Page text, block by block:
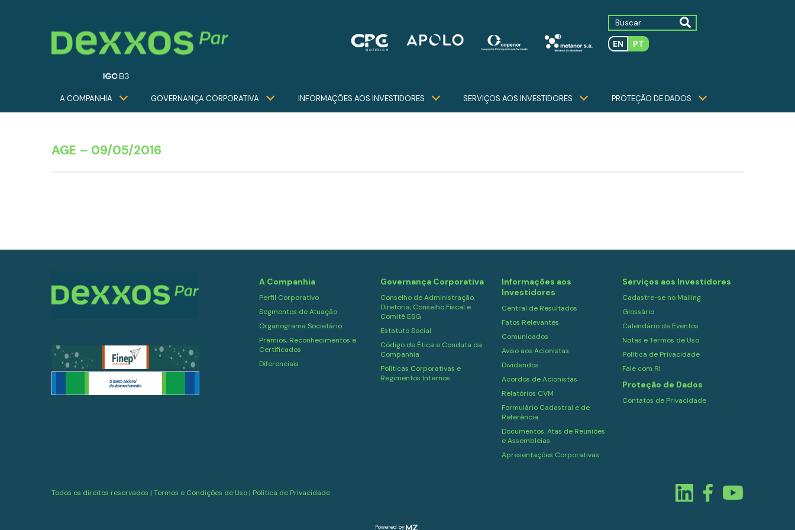
EN PT
A COMPANHIA GOVERNANÇA CORPORATIVA INFORMAÇÕES AOS INVESTIDORES SERVIÇOS AOS INVESTIDORES PROTEÇÃO DE DADOS
AGE – 09/05/2016
A Companhia
Perfil Corporativo
Segmentos de Atuação
Organograma Societário
Prêmios, Reconhecimentos e
Certificados
Diferenciais
Governança Corporativa
Conselho de Administração,
Diretoria, Conselho Fiscal e
Comitê ESG
Estatuto Social
Código de Ética e Conduta da
Companhia
Políticas Corporativas e
Regimentos Internos
Informações aos
Investidores
Central de Resultados
Fatos Relevantes
Comunicados
Aviso aos Acionistas
Dividendos
Acordos de Acionistas
Relatórios CVM
Formulário Cadastral e de
Referência
Documentos. Atas de Reuniões
e Assembleias
Apresentações Corporativas
Serviços aos Investidores
Cadastre-se no Mailing
Glossário
Calendário de Eventos
Notas e Termos de Uso
Política de Privacidade
Fale com RI
Proteção de Dados
Contatos de Privacidade
Todos os direitos reservados | Termos e Condições de Uso | Política de Privacidade
Powered by